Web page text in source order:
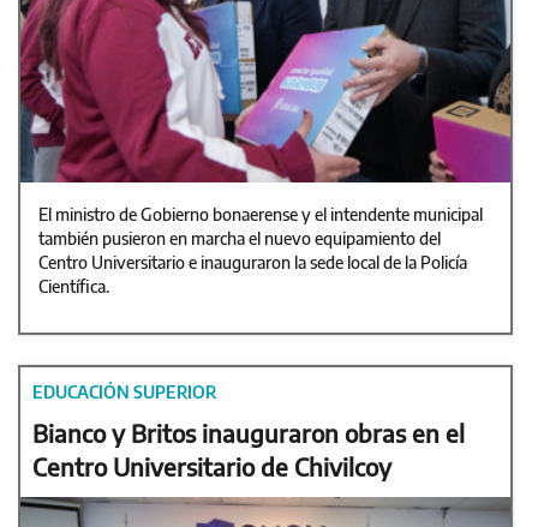
El ministro de Gobierno bonaerense y el intendente municipal
también pusieron en marcha el nuevo equipamiento del
Centro Universitario e inauguraron la sede local de la Policía
Científica.
EDUCACIÓN SUPERIOR
Bianco y Britos inauguraron obras en el
Centro Universitario de Chivilcoy